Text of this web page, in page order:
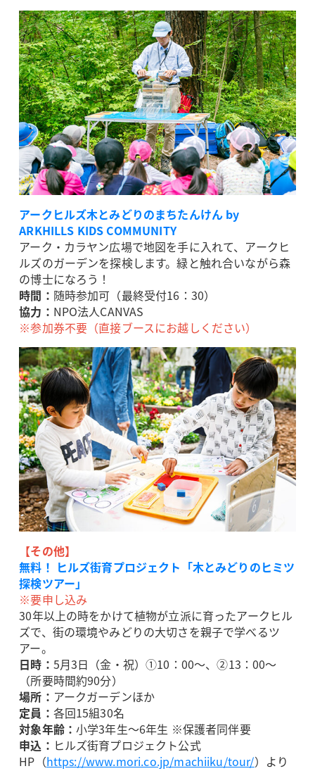
アークヒルズ木とみどりのまちたんけん by
ARKHILLS KIDS COMMUNITY
アーク・カラヤン広場で地図を手に入れて、アークヒ
ルズのガーデンを探検します。緑と触れ合いながら森
の博士になろう！
時間： 随時参加可（最終受付16：30）
協力： NPO法人CANVAS
※参加券不要（直接ブースにお越しください）
【その他】
無料！ ヒルズ街育プロジェクト「木とみどりのヒミツ
探検ツアー」
※要申し込み
30年以上の時をかけて植物が立派に育ったアークヒル
ズで、街の環境やみどりの大切さを親子で学べるツ
アー。
日時： 5月3日（金・祝）①10：00～、②13：00～
（所要時間約90分）
場所： アークガーデンほか
定員： 各回15組30名
対象年齢： 小学3年生～6年生 ※保護者同伴要
申込： ヒルズ街育プロジェクト公式
HP（https://www.mori.co.jp/machiiku/tour/）より